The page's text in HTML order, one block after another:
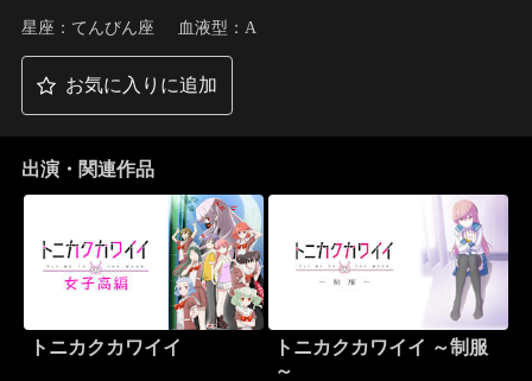
星座：てんびん座 血液型：A
お気に入りに追加
出演・関連作品
トニカクカワイイ
トニカクカワイイ ～制服
～